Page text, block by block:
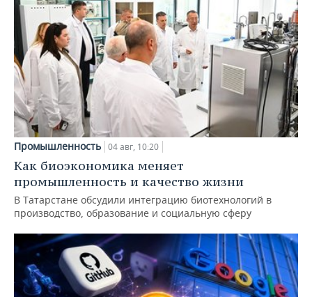
Промышленность 04 авг, 10:20
Как биоэкономика меняет
промышленность и качество жизни
В Татарстане обсудили интеграцию биотехнологий в
производство, образование и социальную сферу